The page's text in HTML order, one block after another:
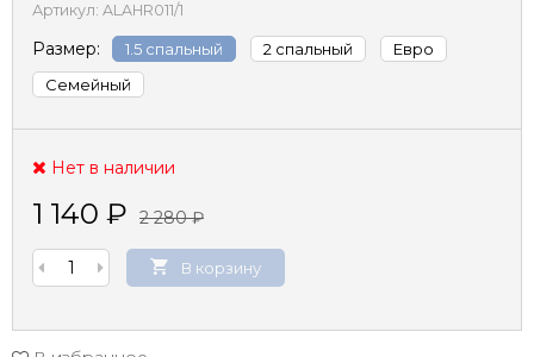
Артикул: ALAHR011/1
Размер: 1.5 спальный 2 спальный
Евро
Семейный
Нет в наличии
1 140 ₽ 2 280₽
В корзину